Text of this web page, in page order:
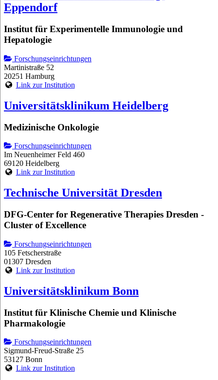
Eppendorf
Institut für Experimentelle Immunologie und
Hepatologie
Forschungseinrichtungen
Martinistraße 52
20251 Hamburg
Link zur Institution
Universitätsklinikum Heidelberg
Medizinische Onkologie
Forschungseinrichtungen
Im Neuenheimer Feld 460
69120 Heidelberg
Link zur Institution
Technische Universität Dresden
DFG-Center for Regenerative Therapies Dresden -
Cluster of Excellence
Forschungseinrichtungen
105 Fetscherstraße
01307 Dresden
Link zur Institution
Universitätsklinikum Bonn
Institut für Klinische Chemie und Klinische
Pharmakologie
Forschungseinrichtungen
Sigmund-Freud-Straße 25
53127 Bonn
Link zur Institution